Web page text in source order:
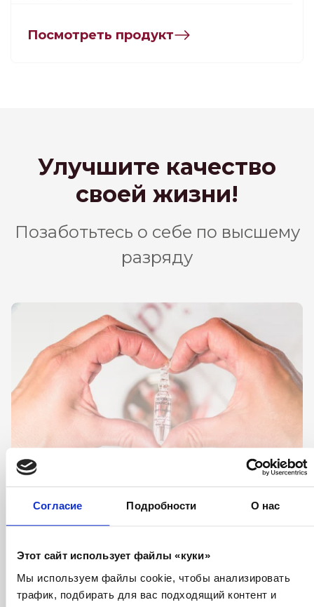
Согласие Подробности О нас
Этот сайт использует файлы «куки»
Мы используем файлы cookie, чтобы анализировать
трафик, подбирать для вас подходящий контент и
Посмотреть продукт
Ameda interneta
Улучшите качество
своей жизни!
Позаботьтесь о себе по высшему
разряду
Выбирая ассортимент ameda.lv, Вы можете
быть уверены, что Вам будет обеспечен